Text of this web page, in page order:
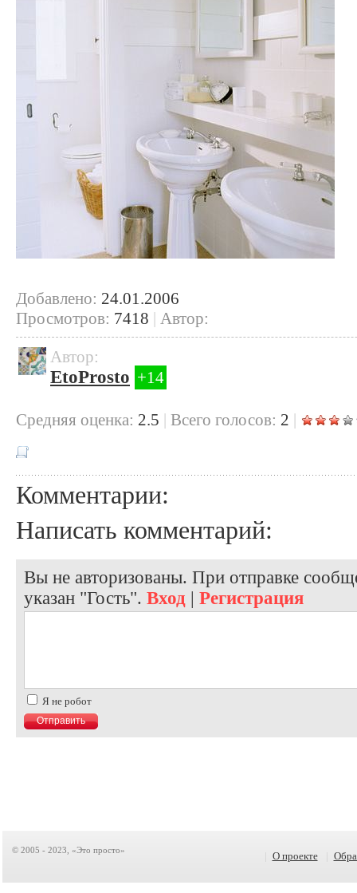
Добавлено: 24.01.2006
Просмотров: 7418 | Автор:
Автор:
EtoProsto +14
Cредняя оценка: 2.5 | Всего голосов: 2 |
Комментарии:
Написать комментарий:
Вы не авторизованы. При отправке
указан "Гость". Вход | Регистрация
Я не робот
© 2005 - 2023, «Это просто» О проекте